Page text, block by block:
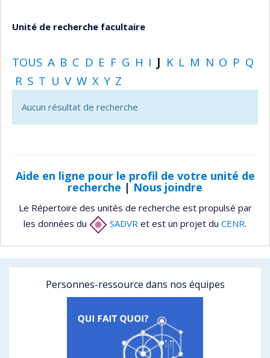
Unité de recherche facultaire
TOUS A B C D E F G H I J K L M N O P Q
R S T U V W X Y Z
Aucun résultat de recherche
Aide en ligne pour le profil de votre unité de
recherche | Nous joindre
Le Répertoire des unités de recherche est propulsé par
les données du
SADVR et est un projet du CENR.
Personnes-ressource dans nos équipes